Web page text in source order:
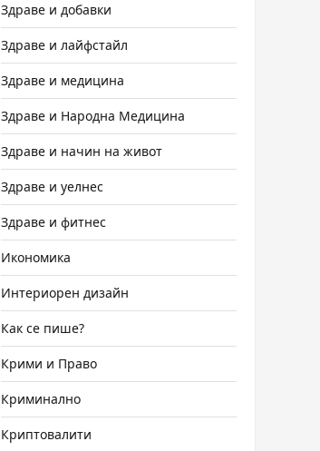
Здраве и добавки
Здраве и лайфстайл
Здраве и медицина
Здраве и Народна Медицина
Здраве и начин на живот
Здраве и уелнес
Здраве и фитнес
Икономика
Интериорен дизайн
Как се пише?
Крими и Право
Криминално
Криптовалити